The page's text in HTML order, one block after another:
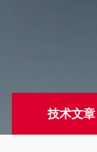
技术文章